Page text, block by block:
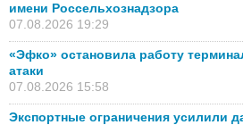
имени Россельхознадзора
07.08.2026 19:29
«Эфко» остановила работу
атаки
07.08.2026 15:58
Экспортные ограничения усилили